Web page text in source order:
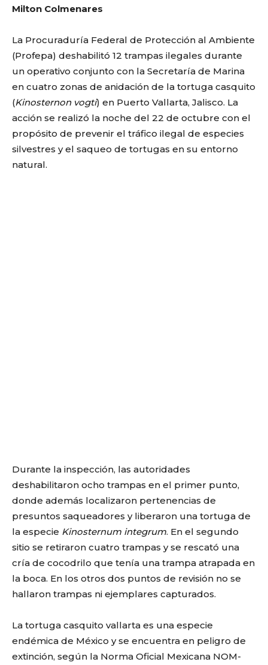
Milton Colmenares
La Procuraduría Federal de Protección al Ambiente
(Profepa) deshabilitó 12 trampas ilegales durante
un operativo conjunto con la Secretaría de Marina
en cuatro zonas de anidación de la tortuga casquito
(Kinosternon vogti) en Puerto Vallarta, Jalisco. La
acción se realizó la noche del 22 de octubre con el
propósito de prevenir el tráfico ilegal de especies
silvestres y el saqueo de tortugas en su entorno
natural.
Durante la inspección, las autoridades
deshabilitaron ocho trampas en el primer punto,
donde además localizaron pertenencias de
presuntos saqueadores y liberaron una tortuga de
la especie Kinosternum integrum. En el segundo
sitio se retiraron cuatro trampas y se rescató una
cría de cocodrilo que tenía una trampa atrapada en
la boca. En los otros dos puntos de revisión no se
hallaron trampas ni ejemplares capturados.
La tortuga casquito vallarta es una especie
endémica de México y se encuentra en peligro de
extinción, según la Norma Oficial Mexicana NOM-